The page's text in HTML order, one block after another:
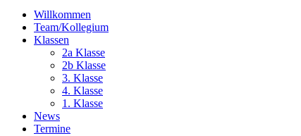
Willkommen
Team/Kollegium
Klassen
2a Klasse
2b Klasse
3. Klasse
4. Klasse
1. Klasse
News
Termine